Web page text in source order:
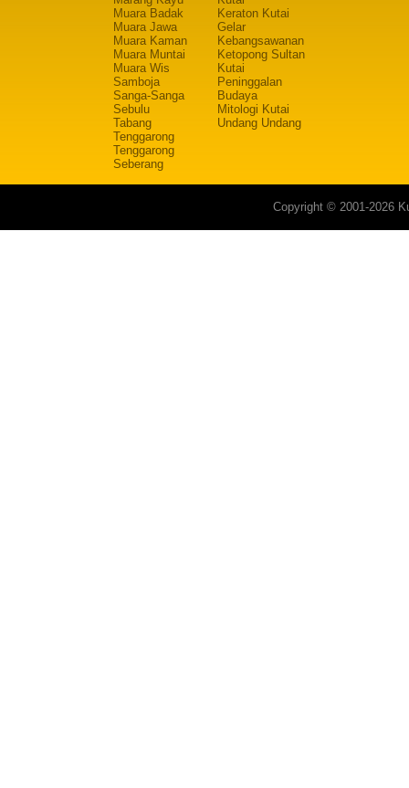
Muara Badak
Muara Jawa
Muara Kaman
Muara Muntai
Muara Wis
Samboja
Sanga-Sanga
Sebulu
Tabang
Tenggarong
Tenggarong
Seberang
Keraton Kutai
Gelar
Kebangsawanan
Ketopong Sultan
Kutai
Peninggalan
Budaya
Mitologi Kutai
Undang Undang
Copyright © 2001-2026